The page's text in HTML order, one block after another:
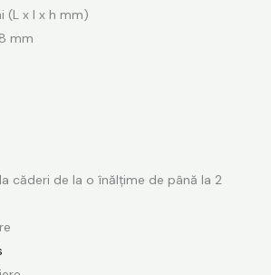
(L x l x h mm)
mm
căderi de la o înălțime de până la 2